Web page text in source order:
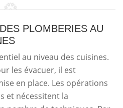
PLOMBERIES AU
au niveau des cuisines.
les évacuer, il est
en place. Les opérations
et nécessitent la